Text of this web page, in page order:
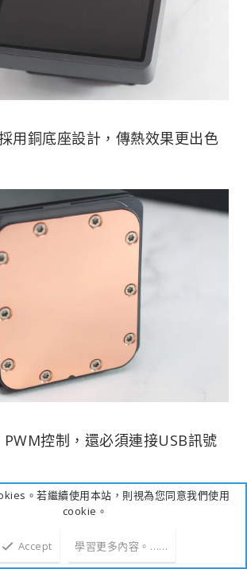
用銅底座設計，傳熱效果更出色
控制，還必須連接USB訊號
。若繼續使用本站，則視為您同意我們使用
cookie。
Accept 學習更多內容。……